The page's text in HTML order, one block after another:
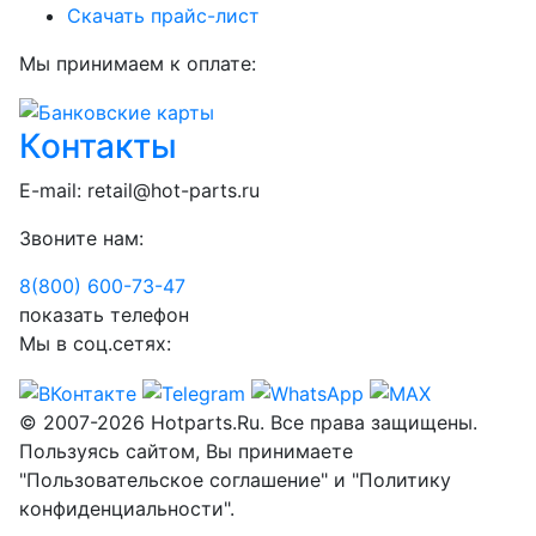
Скачать прайс-лист
Мы принимаем к оплате:
Контакты
E-mail: retail@hot-parts.ru
Звоните нам:
8(800) 600-73-47
показать телефон
Мы в соц.сетях:
© 2007-2026 Hotparts.Ru. Все права защищены.
Пользуясь сайтом, Вы принимаете
"Пользовательское соглашение" и "Политику
конфиденциальности".